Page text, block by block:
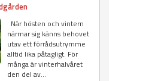
När hösten och vintern
närmar sig känns behovet
utav ett förrådsutrymme
alltid lika påtagligt. För
många är vinterhalvåret
den del av...